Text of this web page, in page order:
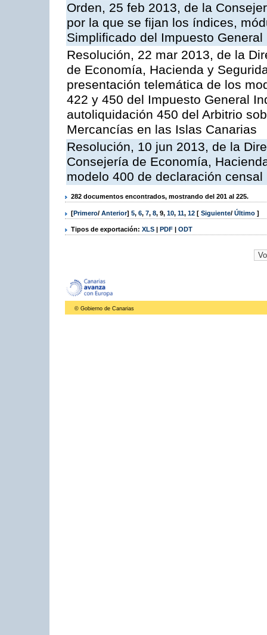
Orden, 25 feb 2013, de la
por la que se fijan los índices,
Simplificado del Impuesto
Resolución, 22 mar 2013, de la
de Economía, Hacienda y
presentación telemática de los
422 y 450 del Impuesto General
autoliquidación 450 del Arbitrio
Mercancías en las Islas Canarias
Resolución, 10 jun 2013, de la
Consejería de Economía,
modelo 400 de declaración censal
282 documentos encontrados, mostrando del 201 al 225.
[Primero/ Anterior] 5, 6, 7, 8, 9, 10, 11, 12 [ Siguiente/ Último ]
Tipos de exportación: XLS | PDF | ODT
© Gobierno de Canarias